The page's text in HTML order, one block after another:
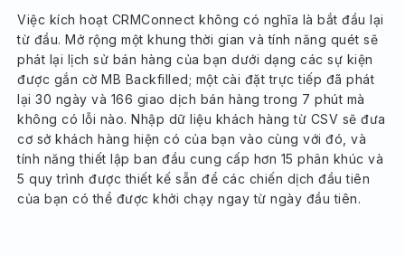
Việc kích hoạt CRMConnect không có nghĩa là bắt đầu lại
từ đầu. Mở rộng một khung thời gian và tính năng quét sẽ
phát lại lịch sử bán hàng của bạn dưới dạng các sự kiện
được gắn cờ MB Backfilled; một cài đặt trực tiếp đã phát
lại 30 ngày và 166 giao dịch bán hàng trong 7 phút mà
không có lỗi nào. Nhập dữ liệu khách hàng từ CSV sẽ đưa
cơ sở khách hàng hiện có của bạn vào cùng với đó, và
tính năng thiết lập ban đầu cung cấp hơn 15 phân khúc và
5 quy trình được thiết kế sẵn để các chiến dịch đầu tiên
của bạn có thể được khởi chạy ngay từ ngày đầu tiên.